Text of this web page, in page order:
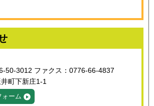
50-3012 ファクス：0776-66-4837
町下新庄1-1
ォーム